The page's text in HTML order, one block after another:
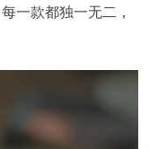
一款都独一无二，